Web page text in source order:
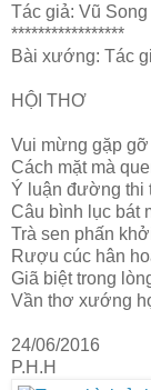
Tác giả: Vũ Song
*****************
Bài xướng: Tác
HỘI THƠ
Vui mừng gặp
Cách mặt mà
Ý luận đường thi
Câu bình lục bát
Trà sen phấn
Rượu cúc hân
Giã biệt trong
Vần thơ xướng
24/06/2016
P.H.H